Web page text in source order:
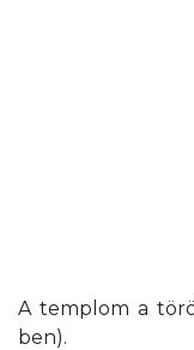
A templom a
ben).